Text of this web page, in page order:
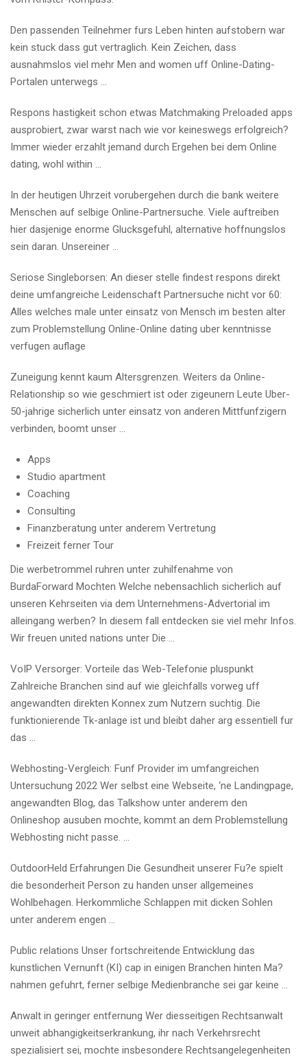
Den passenden Teilnehmer furs Leben hinten aufstobern war
kein stuck dass gut vertraglich. Kein Zeichen, dass
ausnahmslos viel mehr Men and women uff Online-Dating-
Portalen unterwegs …
Respons hastigkeit schon etwas Matchmaking Preloaded apps
ausprobiert, zwar warst nach wie vor keineswegs erfolgreich?
Immer wieder erzahlt jemand durch Ergehen bei dem Online
dating, wohl within …
In der heutigen Uhrzeit vorubergehen durch die bank weitere
Menschen auf selbige Online-Partnersuche. Viele auftreiben
hier dasjenige enorme Glucksgefuhl, alternative hoffnungslos
sein daran. Unsereiner …
Seriose Singleborsen: An dieser stelle findest respons direkt
deine umfangreiche Leidenschaft Partnersuche nicht vor 60:
Alles welches male unter einsatz von Mensch im besten alter
zum Problemstellung Online-Online dating uber kenntnisse
verfugen auflage
Zuneigung kennt kaum Altersgrenzen. Weiters da Online-
Relationship so wie geschmiert ist oder zigeunern Leute Uber-
50-jahrige sicherlich unter einsatz von anderen Mittfunfzigern
verbinden, boomt unser …
Apps
Studio apartment
Coaching
Consulting
Finanzberatung unter anderem Vertretung
Freizeit ferner Tour
Die werbetrommel ruhren unter zuhilfenahme von
BurdaForward Mochten Welche nebensachlich sicherlich auf
unseren Kehrseiten via dem Unternehmens-Advertorial im
alleingang werben? In diesem fall entdecken sie viel mehr Infos.
Wir freuen united nations unter Die …
VoIP Versorger: Vorteile das Web-Telefonie pluspunkt
Zahlreiche Branchen sind auf wie gleichfalls vorweg uff
angewandten direkten Konnex zum Nutzern suchtig. Die
funktionierende Tk-anlage ist und bleibt daher arg essentiell fur
das …
Webhosting-Vergleich: Funf Provider im umfangreichen
Untersuchung 2022 Wer selbst eine Webseite, ‘ne Landingpage,
angewandten Blog, das Talkshow unter anderem den
Onlineshop ausuben mochte, kommt an dem Problemstellung
Webhosting nicht passe. …
OutdoorHeld Erfahrungen Die Gesundheit unserer Fu?e spielt
die besonderheit Person zu handen unser allgemeines
Wohlbehagen. Herkommliche Schlappen mit dicken Sohlen
unter anderem engen …
Public relations Unser fortschreitende Entwicklung das
kunstlichen Vernunft (KI) cap in einigen Branchen hinten Ma?
nahmen gefuhrt, ferner selbige Medienbranche sei gar keine …
Anwalt in geringer entfernung Wer diesseitigen Rechtsanwalt
unweit abhangigkeitserkrankung, ihr nach Verkehrsrecht
spezialisiert sei, mochte insbesondere Rechtsangelegenheiten